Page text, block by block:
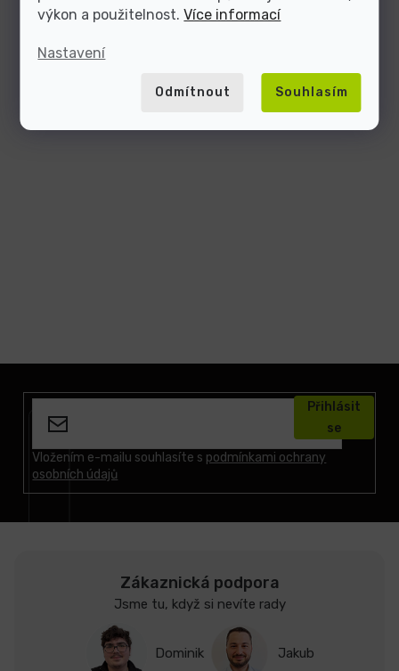
výkon a použitelnost.Více informací
Nastavení
Odmítnout Souhlasím
Vložením e-mailu souhlasíte s podmínkami ochrany
osobních údajů
Přihlásit
se
Zákaznická podpora
Jsme tu, když si nevíte rady
Dominik Jakub